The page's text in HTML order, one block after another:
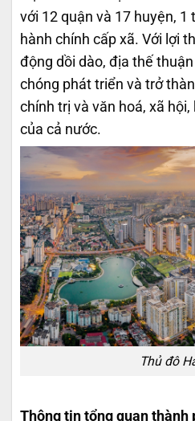
với 12 quận và 17 huyện, 1
hành chính cấp xã. Với lợi
động dồi dào, địa thế
chóng phát triển và trở
chính trị và văn hoá, xã
của cả nước.
Thủ đô
Thông tin tổng quan thành